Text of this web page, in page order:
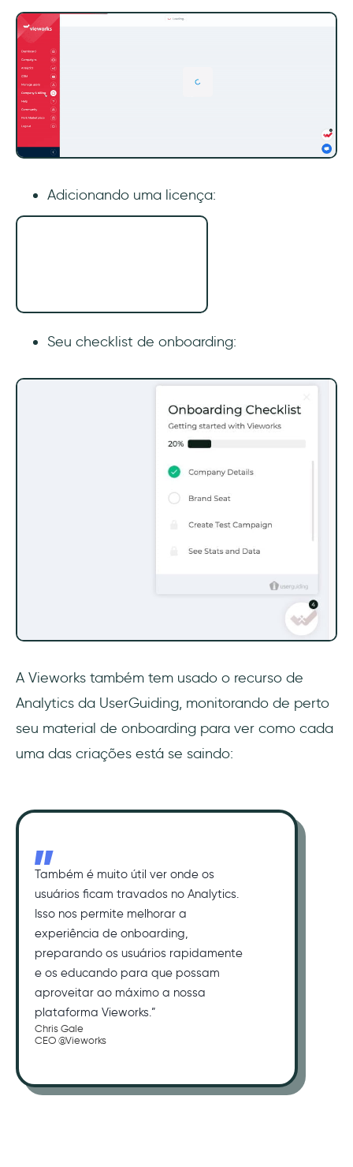
Adicionando uma licença:
Seu checklist de onboarding:
A Vieworks também tem usado o recurso de
Analytics da UserGuiding, monitorando de perto
seu material de onboarding para ver como cada
uma das criações está se saindo:
Também é muito útil ver onde os
usuários ficam travados no Analytics.
Isso nos permite melhorar a
experiência de onboarding,
preparando os usuários rapidamente
e os educando para que possam
aproveitar ao máximo a nossa
plataforma Vieworks.”
Chris Gale
CEO @Vieworks